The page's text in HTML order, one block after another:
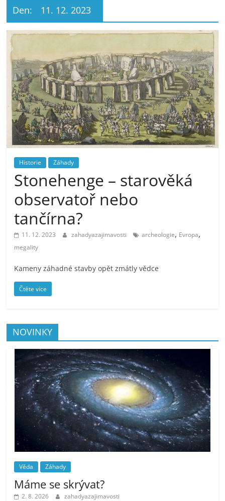
Den: 11. 12. 2023
Historie Záhady
Stonehenge – starověká
observatoř nebo
tančírna?
11. 12. 2023 zahadyazajimavosti archeologie, Evropa,
megality
Kameny záhadné stavby opět zmátly vědce
Čtěte více
NOVINKY
Věda Záhady
Máme se skrývat?
2. 8. 2026 zahadyazajimavosti